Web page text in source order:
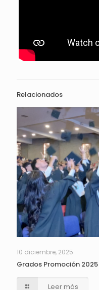
Relacionados
10 diciembre, 2025
Grados Promoción 2025
Leer más